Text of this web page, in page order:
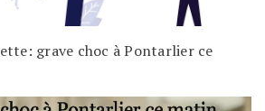
grave choc à Pontarlier ce